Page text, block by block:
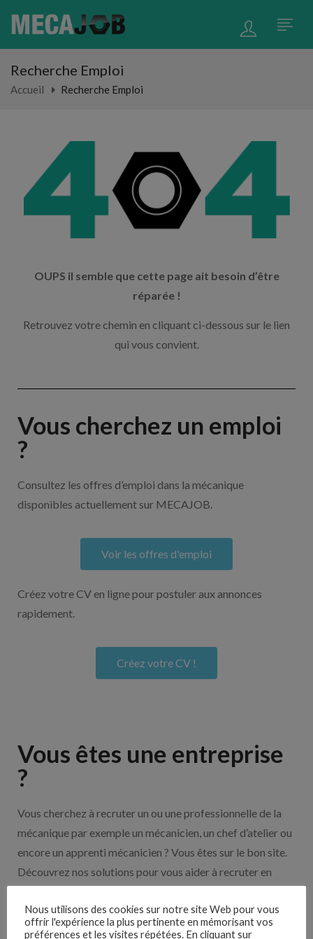
Recherche Emploi
Accueil Recherche Emploi
OUPS il semble que cette page ait besoin d’être
réparée !
Retrouvez votre chemin en cliquant ci-dessous sur le lien
qui vous convient.
Vous cherchez un emploi
?
Consultez les offres d’emploi dans la mécanique
disponibles actuellement sur MECAJOB.
Voir les offres d'emploi
Créez votre CV en ligne pour postuler aux annonces
rapidement.
Créez votre CV !
Vous êtes une entreprise
?
Vous cherchez à recruter un ou une professionnelle de la
mécanique par exemple un mécanicien, un chef d’atelier ou
encore un apprenti mécanicien ? Vous êtes sur le bon site.
Découvrez nos solutions pour vous aider à recruter en
Nous utilisons des cookies sur notre site Web pour vous
offrir l'expérience la plus pertinente en mémorisant vos
préférences et les visites répétées. En cliquant sur